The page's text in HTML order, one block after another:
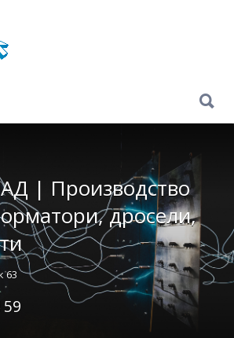
| Производство
дросели,
63
59